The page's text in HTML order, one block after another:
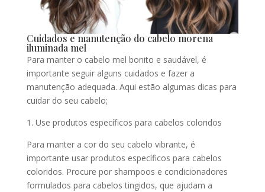
Cuidados e manutenção do cabelo morena
iluminada mel
Para manter o cabelo mel bonito e saudável, é
importante seguir alguns cuidados e fazer a
manutenção adequada. Aqui estão algumas dicas para
cuidar do seu cabelo;
1. Use produtos específicos para cabelos coloridos
Para manter a cor do seu cabelo vibrante, é
importante usar produtos específicos para cabelos
coloridos. Procure por shampoos e condicionadores
formulados para cabelos tingidos, que ajudam a